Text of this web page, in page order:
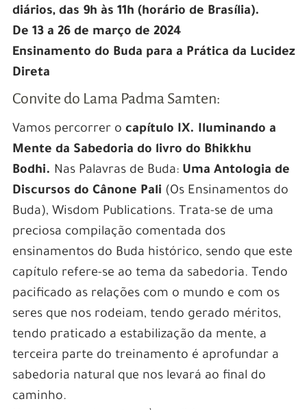
diários, das 9h às 11h (horário de Brasília).
De 13 a 26 de março de 2024
Ensinamento do Buda para a Prática da Lucidez
Direta
Convite do Lama Padma Samten:
Vamos percorrer o capítulo IX. Iluminando a
Mente da Sabedoria do livro do Bhikkhu
Bodhi. Nas Palavras de Buda: Uma Antologia de
Discursos do Cânone Pali (Os Ensinamentos do
Buda), Wisdom Publications. Trata-se de uma
preciosa compilação comentada dos
ensinamentos do Buda histórico, sendo que este
capítulo refere-se ao tema da sabedoria. Tendo
pacificado as relações com o mundo e com os
seres que nos rodeiam, tendo gerado méritos,
tendo praticado a estabilização da mente, a
terceira parte do treinamento é aprofundar a
sabedoria natural que nos levará ao final do
caminho.